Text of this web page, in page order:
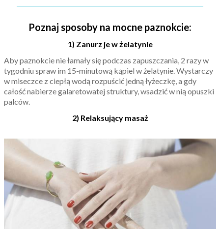
Poznaj sposoby na mocne paznokcie:
1) Zanurz je w żelatynie
Aby paznokcie nie łamały się podczas zapuszczania, 2 razy w
tygodniu spraw im 15-minutową kąpiel w żelatynie. Wystarczy
w miseczce z ciepłą wodą rozpuścić jedną łyżeczkę, a gdy
całość nabierze galaretowatej struktury, wsadzić w nią opuszki
palców.
2) Relaksujący masaż